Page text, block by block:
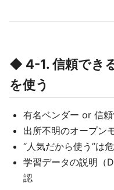
◆ 4-1. 信頼でき
を使う
有名ベンダー or 信
出所不明のオープン
“人気だから使う”は
学習データの説明（
認